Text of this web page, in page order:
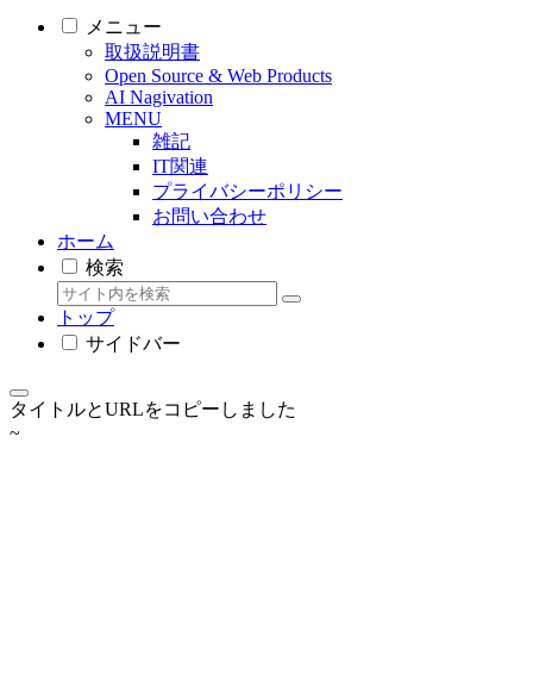
メニュー
取扱説明書
Open Source & Web Products
AI Nagivation
MENU
雑記
IT関連
プライバシーポリシー
お問い合わせ
ホーム
検索
トップ
サイドバー
タイトルとURLをコピーしました
~